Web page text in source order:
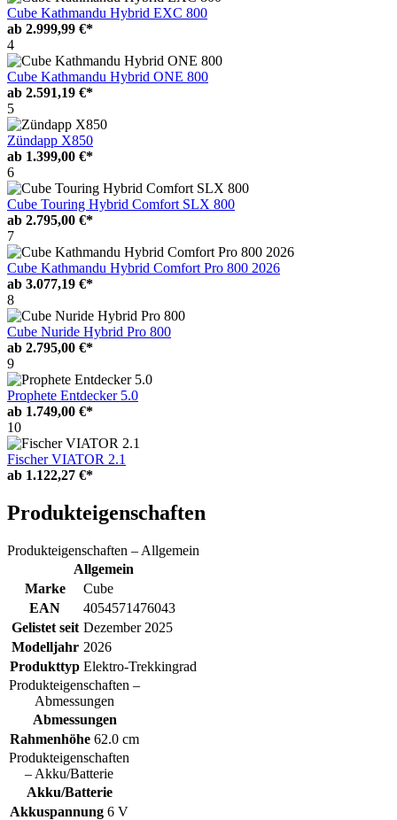
Cube Kathmandu Hybrid EXC 800
ab 2.999,99 €*
4
Cube Kathmandu Hybrid ONE 800
ab 2.591,19 €*
5
Zündapp X850
ab 1.399,00 €*
6
Cube Touring Hybrid Comfort SLX 800
ab 2.795,00 €*
7
Cube Kathmandu Hybrid Comfort Pro 800 2026
ab 3.077,19 €*
8
Cube Nuride Hybrid Pro 800
ab 2.795,00 €*
9
Prophete Entdecker 5.0
ab 1.749,00 €*
10
Fischer VIATOR 2.1
ab 1.122,27 €*
Produkteigenschaften
Produkteigenschaften – Allgemein
Allgemein
Marke
Cube
EAN
4054571476043
Gelistet seit Dezember 2025
Modelljahr 2026
Produkttyp Elektro-Trekkingrad
Produkteigenschaften –
Abmessungen
Abmessungen
Rahmenhöhe 62.0 cm
Produkteigenschaften
– Akku/Batterie
Akku/Batterie
Akkuspannung 6 V